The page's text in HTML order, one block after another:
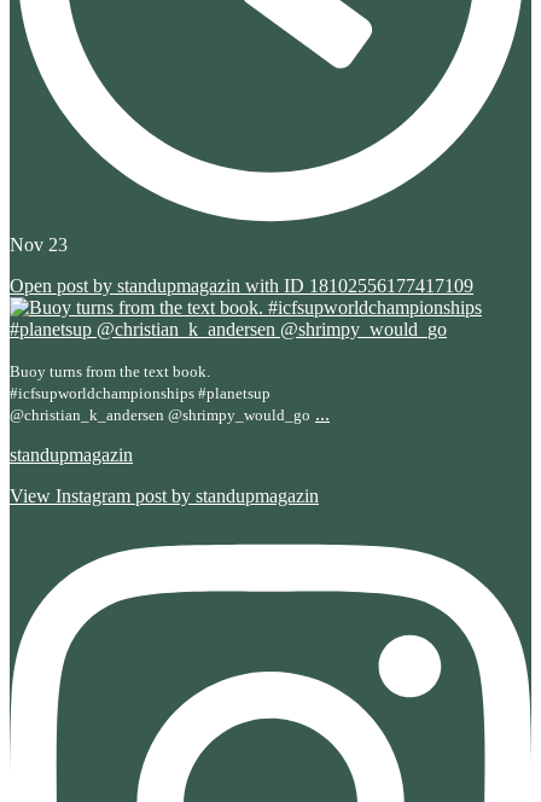
Nov 23
Open post by standupmagazin with ID 18102556177417109
Buoy turns from the text book.
#icfsupworldchampionships #planetsup
@christian_k_andersen @shrimpy_would_go ...
standupmagazin
View Instagram post by standupmagazin